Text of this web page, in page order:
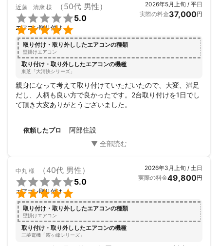
近藤 清康 様 （50代 男性）


5.0
エアコン取り付け
2026年5月上旬 / 平日
実際の料金37,000円
取り付け・取り外ししたエアコンの種類
壁掛けエアコン
取り付け・取り外ししたエアコンの機種
東芝「大清快シリーズ」
親身になって考えて取り付けていただいたので、大変、満足
だし、人柄も良い方で良かったです。2台取り付けを1日でし
て頂き大変ありがとうございました。
依頼したプロ 阿部住設
中丸 様 （40代 男性）


5.0
エアコン取り付け
2026年3月上旬 / 土日
実際の料金49,800円
取り付け・取り外ししたエアコンの種類
壁掛けエアコン
取り付け・取り外ししたエアコンの機種
三菱電機「霧ヶ峰シリーズ」